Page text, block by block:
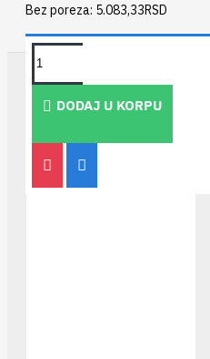
Bez poreza: 5.083,33RSD
DODAJ U KORPU
TAKOĐE PREPORUČUJEMO